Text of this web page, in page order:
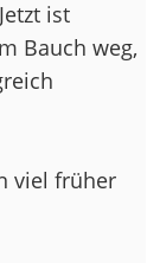
ist
Bauch weg,
viel früher